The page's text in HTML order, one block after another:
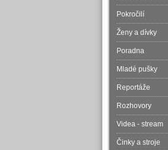
Pokročilí
Ženy a dívky
Poradna
Mladé pušky
Reportáže
Rozhovory
Videa - stream
Činky a stroje